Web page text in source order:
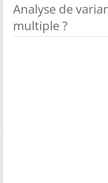
Analyse de
multiple ?